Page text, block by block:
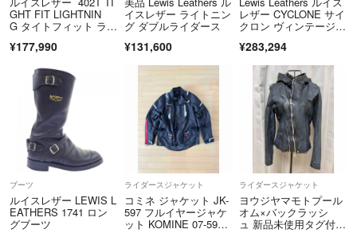
GHT FIT LIGHTNIN
G タイトフィット ライ
ライダースレザージャ
¥177,990
イスレザー ライトニン
グ ダブルライダース
¥131,600
レザー CYCLONE サイ
クロン ヴィンテージタ
チ レザー ライダー
ス ジャケット ブルー
系 42【中古】
¥283,294
ブーツ
ルイスレザー LEWIS L
EATHERS 1741 ロン
グブーツ
ライダースジャケット
コミネ ジャケット JK-
597 フルイヤージャケ
ット KOMINE 07-59
ライダースジャケット
ヨウジヤマモトプール
オム×バックラッシ
ュ 新品未使用タグ付